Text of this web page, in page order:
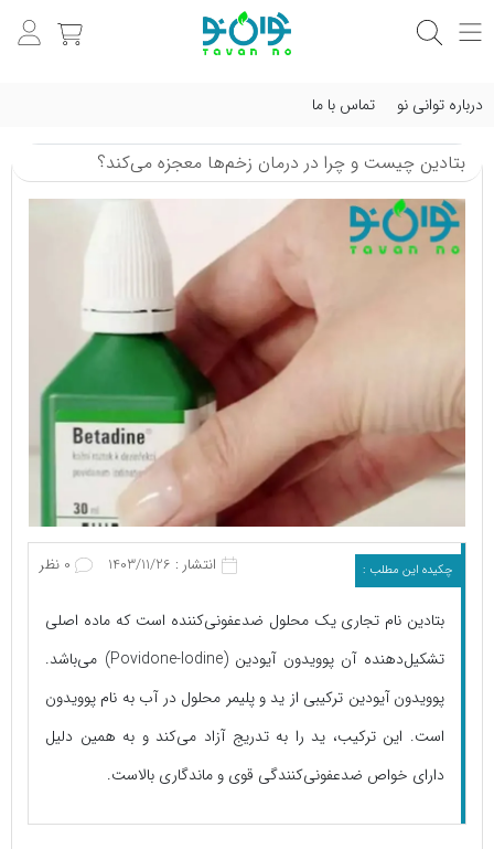
درباره توانی نو تماس با ما
بتادین چیست و چرا در درمان زخم‌ها معجزه می‌کند؟
چکیده این مطلب : انتشار : 1403/11/26
بتادین نام تجاری یک محلول ضدعفونی‌کننده است که ماده اصلی
تشکیل‌دهنده آن پوویدون آیودین (Povidone-Iodine) می‌باشد.
پوویدون آیودین ترکیبی از ید و پلیمر محلول در آب به نام پوویدون
است. این ترکیب، ید را به تدریج آزاد می‌کند و به همین دلیل
دارای خواص ضدعفونی‌کنندگی قوی و ماندگاری بالاست.